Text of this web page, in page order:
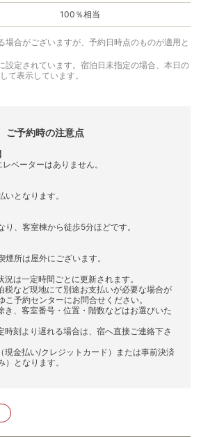
100％相当
場合がございますが、予約日時点のものが適用と
設定されています。宿泊日未指定の場合、本日の
て表示しています。
ご予約時の注意点
ベーターはありません。
となります。
、客室棟から徒歩5分ほどです。
所は屋外にございます。
は一定時間ごとに更新されます。
など現地にて別途お支払いが必要な場合が
予約センターにお問合せください。
、客室番号・位置・階数などはお選びいた
刻より遅れる場合は、宿へ直接ご連絡下さ
金払い/クレジットカード）または事前決済
）となります。